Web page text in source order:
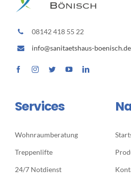
08142 418 55 22
info@sanitaetshaus-boenisch.de
Services
Wohnraumberatung
Treppenlifte
24/7 Notdienst